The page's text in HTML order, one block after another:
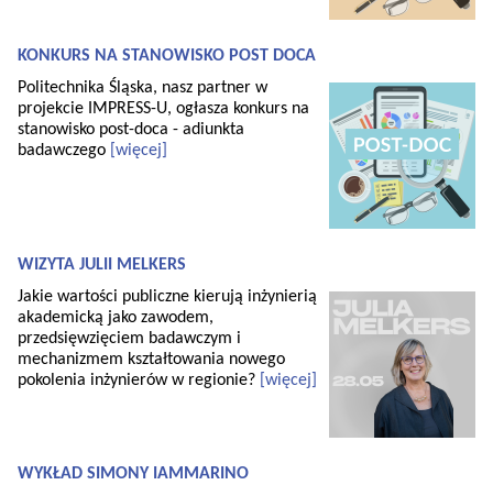
KONKURS NA STANOWISKO POST DOCA
Politechnika Śląska, nasz partner w
projekcie IMPRESS-U, ogłasza konkurs na
stanowisko post-doca - adiunkta
badawczego [więcej]
WIZYTA JULII MELKERS
Jakie wartości publiczne kierują inżynierią
akademicką jako zawodem,
przedsięwzięciem badawczym i
mechanizmem kształtowania nowego
pokolenia inżynierów w regionie? [więcej]
WYKŁAD SIMONY IAMMARINO